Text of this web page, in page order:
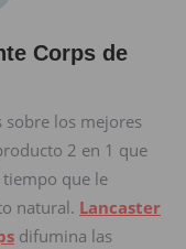
Corps de
sobre los mejores
2 en 1 que
que le
natural. Lancaster
difumina las